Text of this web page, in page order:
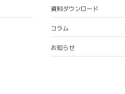
資料ダウンロード
コラム
お知らせ